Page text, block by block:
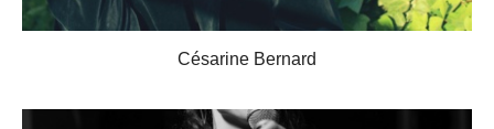
Césarine Bernard